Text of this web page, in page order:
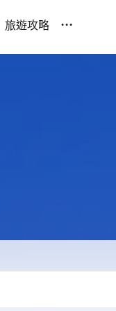
旅遊攻略 ...